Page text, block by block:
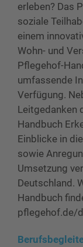
erleben? Das
soziale
einem
Wohn- und
Pflegehof-
umfassende
Verfügung.
Leitgedanken
Handbuch
Einblicke in
sowie
Umsetzung
Deutschland.
Handbuch
pflegehof.de/